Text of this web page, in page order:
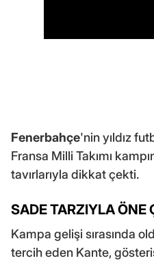
Fenerbahçe'nin yıldız
Fransa Milli Takımı
tavırlarıyla dikkat çekti.
SADE TARZIYLA ÖNE
Kampa gelişi sırasında
tercih eden Kante,